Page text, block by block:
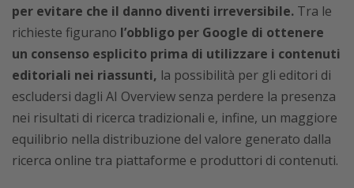
per evitare che il danno diventi irreversibile. Tra le
richieste figurano l’obbligo per Google di ottenere
un consenso esplicito prima di utilizzare i contenuti
editoriali nei riassunti, la possibilità per gli editori di
escludersi dagli AI Overview senza perdere la presenza
nei risultati di ricerca tradizionali e, infine, un maggiore
equilibrio nella distribuzione del valore generato dalla
ricerca online tra piattaforme e produttori di contenuti.